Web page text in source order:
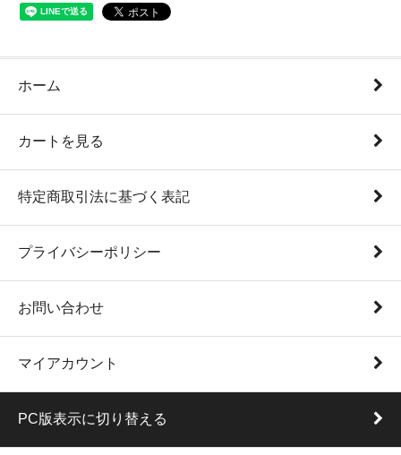
ホーム
カートを見る
特定商取引法に基づく表記
プライバシーポリシー
お問い合わせ
マイアカウント
PC版表示に切り替える